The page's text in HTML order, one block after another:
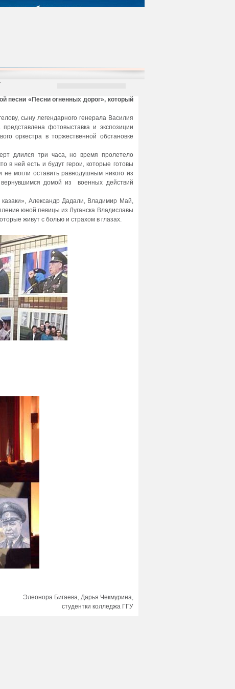
песни «Песни огненных дорог», который
сыну легендарного генерала Василия
фотовыставка и экспозиции
оркестра в торжественной обстановке
длился три часа, но время пролетело
в ней есть и будут герои, которые готовы
могли оставить равнодушным никого из
домой из военных действий
Александр Дадали, Владимир Май,
юной певицы из Луганска Владиславы
живут с болью и страхом в глазах.
Элеонора Бигаева, Дарья Чекмурина,
студентки колледжа ГГУ